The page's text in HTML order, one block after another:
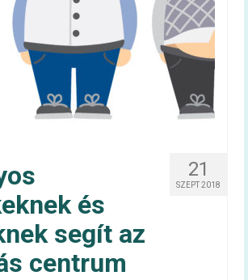
kiadvány
információk
dolgozóknak – kiadvány
21
SZEPT 2018
és
segít az
centrum